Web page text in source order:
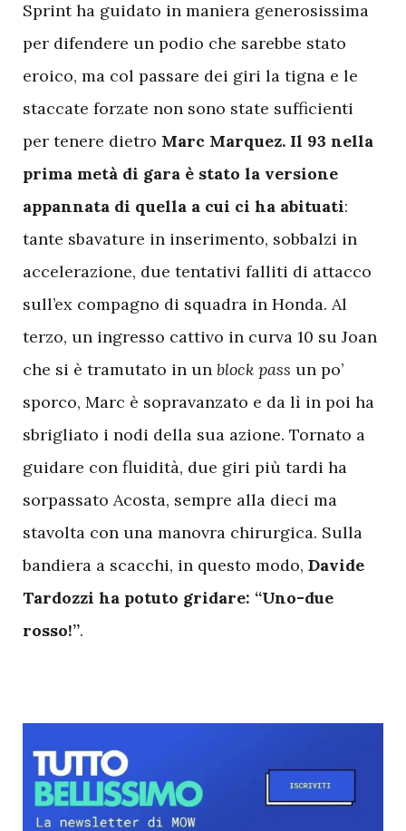
Sprint ha guidato in maniera generosissima
per difendere un podio che sarebbe stato
eroico, ma col passare dei giri la tigna e le
staccate forzate non sono state sufficienti
per tenere dietro Marc Marquez. Il 93 nella
prima metà di gara è stato la versione
appannata di quella a cui ci ha abituati:
tante sbavature in inserimento, sobbalzi in
accelerazione, due tentativi falliti di attacco
sull’ex compagno di squadra in Honda. Al
terzo, un ingresso cattivo in curva 10 su Joan
che si è tramutato in un block pass un po’
sporco, Marc è sopravanzato e da lì in poi ha
sbrigliato i nodi della sua azione. Tornato a
guidare con fluidità, due giri più tardi ha
sorpassato Acosta, sempre alla dieci ma
stavolta con una manovra chirurgica. Sulla
bandiera a scacchi, in questo modo, Davide
Tardozzi ha potuto gridare: “Uno-due
rosso!”.